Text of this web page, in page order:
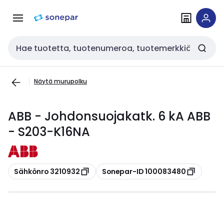
navigointiinsisältöön
Haku
Näytä murupolku
ABB - Johdonsuojakatk. 6 kA ABB
- S203-K16NA
Kopioi
Sähkönro 3210932 Kopioi
Sonepar-ID 100083480